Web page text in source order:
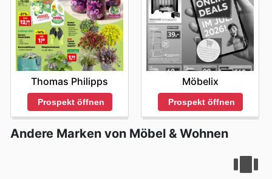
Thomas Philipps
Prospekt öffnen
Möbelix
Prospekt öffnen
Andere Marken von Möbel & Wohnen